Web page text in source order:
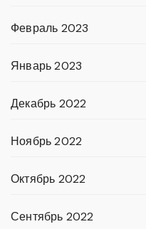
Февраль 2023
Январь 2023
Декабрь 2022
Ноябрь 2022
Октябрь 2022
Сентябрь 2022